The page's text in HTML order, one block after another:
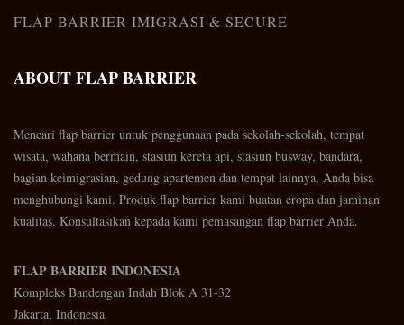
FLAP BARRIER IMIGRASI & SECURE
ABOUT FLAP BARRIER
Mencari flap barrier untuk penggunaan pada sekolah-sekolah, tempat
wisata, wahana bermain, stasiun kereta api, stasiun busway, bandara,
bagian keimigrasian, gedung apartemen dan tempat lainnya, Anda bisa
menghubungi kami. Produk flap barrier kami buatan eropa dan jaminan
kualitas. Konsultasikan kepada kami pemasangan flap barrier Anda.
FLAP BARRIER INDONESIA
Kompleks Bandengan Indah Blok A 31-32
Jakarta, Indonesia